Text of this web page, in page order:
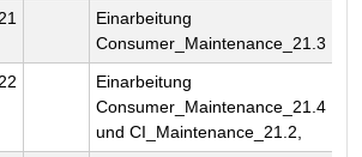
Einarbeitung
Consumer_Maintenance_21.3
Einarbeitung
Consumer_Maintenance_21.4
und CI_Maintenance_21.2,